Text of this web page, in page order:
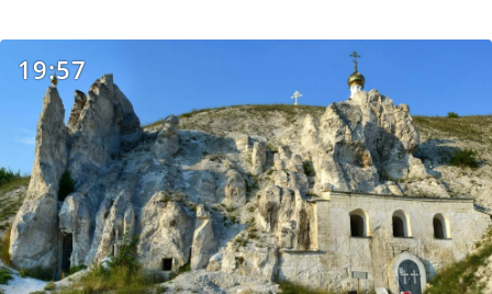
19:57